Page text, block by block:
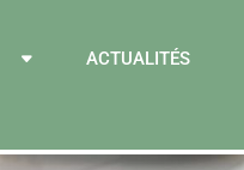
ACTUALITÉS